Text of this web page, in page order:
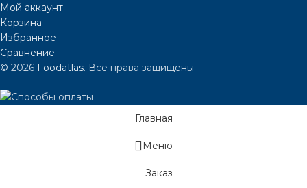
Мой аккаунт
Корзина
Избранное
Сравнение
© 2026 Foodatlas. Все права защищены
Главная
Меню
Заказ